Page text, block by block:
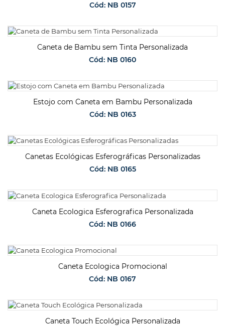
Cód: NB 0157
SOLICITAR ORÇAMENTO
Caneta de Bambu sem Tinta Personalizada
Cód: NB 0160
SOLICITAR ORÇAMENTO
Estojo com Caneta em Bambu Personalizada
Cód: NB 0163
SOLICITAR ORÇAMENTO
Canetas Ecológicas Esferográficas Personalizadas
Cód: NB 0165
SOLICITAR ORÇAMENTO
Caneta Ecologica Esferografica Personalizada
Cód: NB 0166
SOLICITAR ORÇAMENTO
Caneta Ecologica Promocional
Cód: NB 0167
SOLICITAR ORÇAMENTO
Caneta Touch Ecológica Personalizada